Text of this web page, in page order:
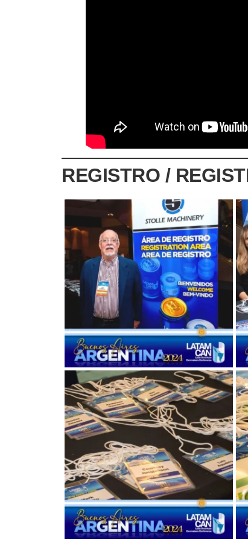
REGISTRO /